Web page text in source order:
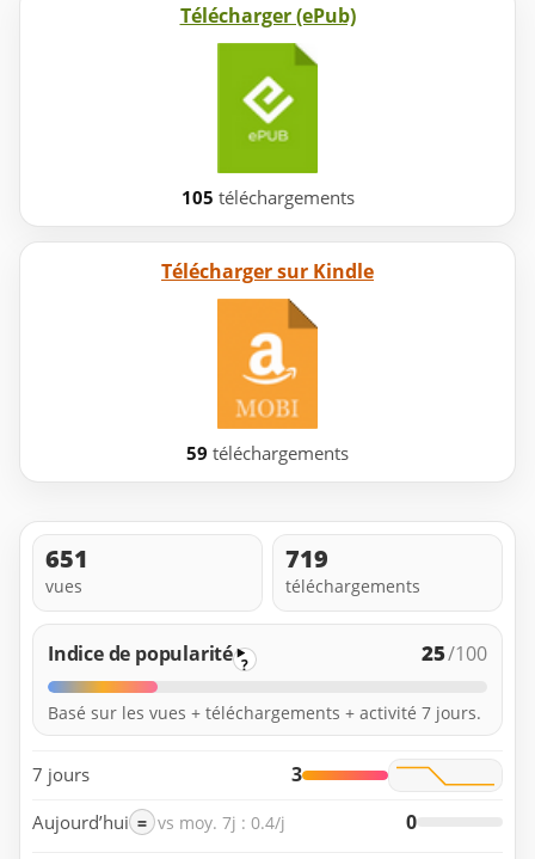
Télécharger (ePub)
105 téléchargements
Télécharger sur Kindle
59 téléchargements
651
vues
719
téléchargements
Indice de popularité ? 25/100
Basé sur les vues + téléchargements + activité 7 jours.
7 jours 3
Aujourd’hui = vs moy. 7j : 0.4/j 0